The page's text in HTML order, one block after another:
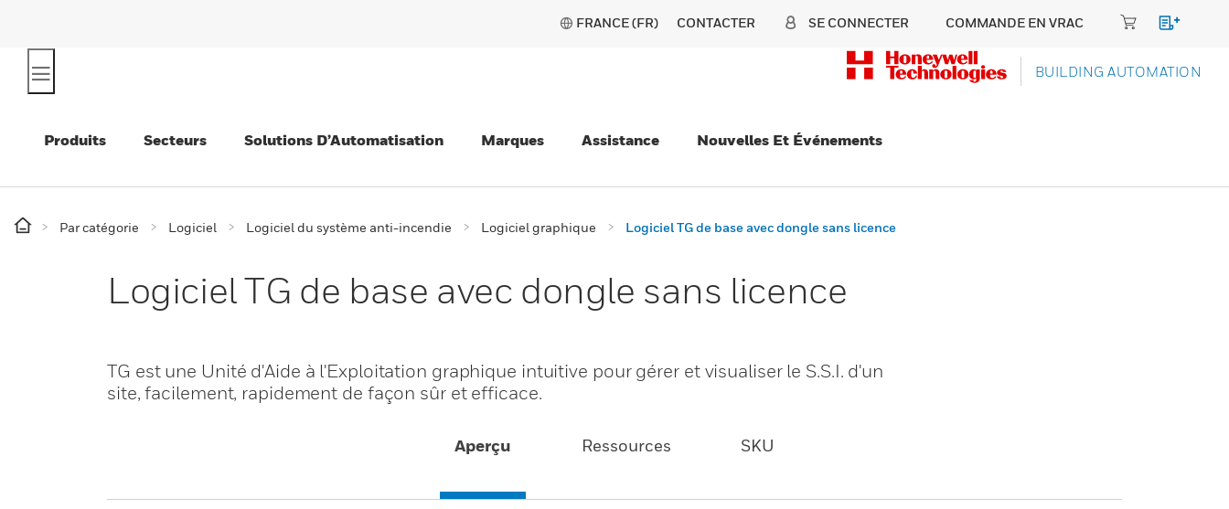
FRANCE (FR) CONTACTER SE CONNECTER COMMANDE EN VRAC
BUILDING AUTOMATION
Produits Secteurs Solutions D’Automatisation Marques Assistance Nouvelles Et Événements
Par catégorie Logiciel Logiciel du système anti-incendie Logiciel graphique Logiciel TG de base avec dongle sans licence
Logiciel TG de base avec dongle sans licence
TG est une Unité d'Aide à l'Exploitation graphique intuitive pour gérer et visualiser le S.S.I. d'un
site, facilement, rapidement de façon sûr et efficace.
Aperçu Ressources SKU